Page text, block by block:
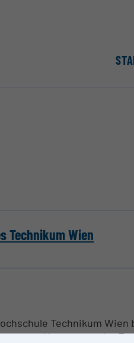
Technikum Wien
Technikum
zur Umsetzung der